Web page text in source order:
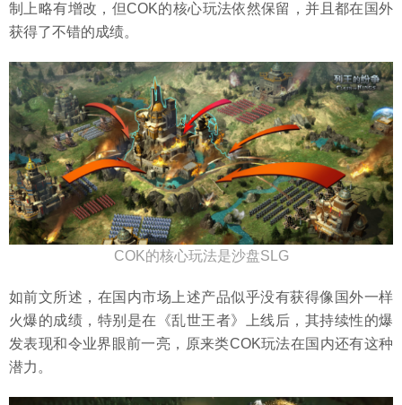
制上略有增改，但COK的核心玩法依然保留，并且都在国外
获得了不错的成绩。
COK的核心玩法是沙盘SLG
如前文所述，在国内市场上述产品似乎没有获得像国外一样
火爆的成绩，特别是在《乱世王者》上线后，其持续性的爆
发表现和令业界眼前一亮，原来类COK玩法在国内还有这种
潜力。